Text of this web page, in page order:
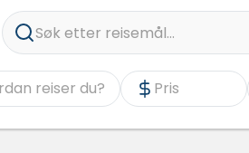
Søk etter reisemål...
reiser du? Pris